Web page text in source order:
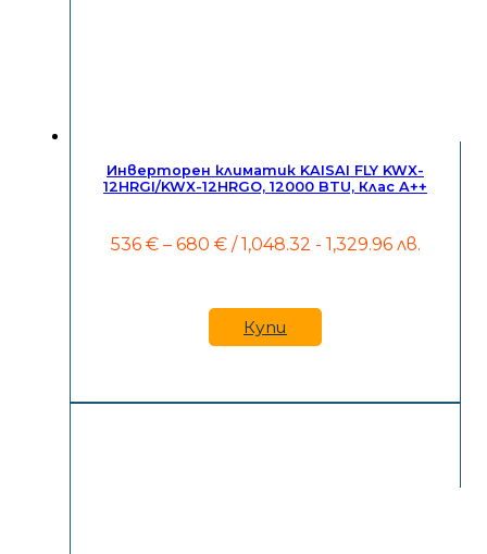
Инверторен климатик KAISAI FLY KWX-
12HRGI/KWX-12HRGO, 12000 BTU, Клас A++
536 € – 680 €Price
through
680 €
/ 1,048.32 - 1,329.96 лв.
Купи